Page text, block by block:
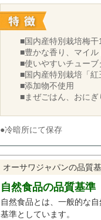
■国内産特別栽培梅干
■豊かな香り、マイル
■使いやすいチューブ
■国内産特別栽培「
■添加物不使用
■まぜごはん、おに
●冷暗所にて保存
オーサワジャパンの品質
自然食品の品質基準
自然食品とは、一般的な
基準としています。